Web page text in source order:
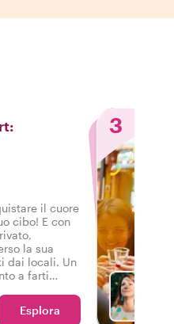
il cuore
cibo! E con
la sua
dai locali. Un
a farti
cibo locale
Esplora
3